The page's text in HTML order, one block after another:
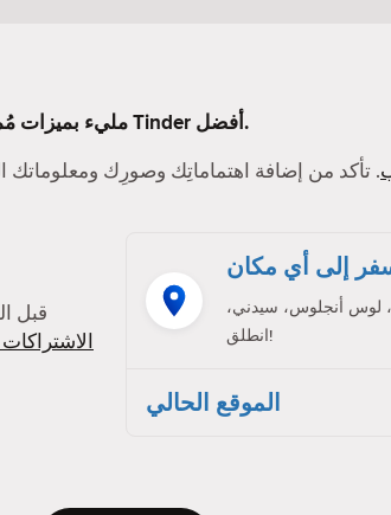
Tinder مليء بميزات مُمتعة. إليك بعض الميزات التي ستجعل تجربتك على Tinder أفضل.
. تأكد من إضافة اهتماماتِك وصورِك
قبل
الاشتراكات
إلى أي مكان
لوس أنجلوس، سيدني،
انطلق!
الموقع الحالي